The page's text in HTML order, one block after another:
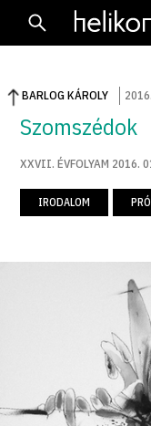
BARLOG KÁROLY 2016.
Szomszédok
XXVII. ÉVFOLYAM 2016.
IRODALOM